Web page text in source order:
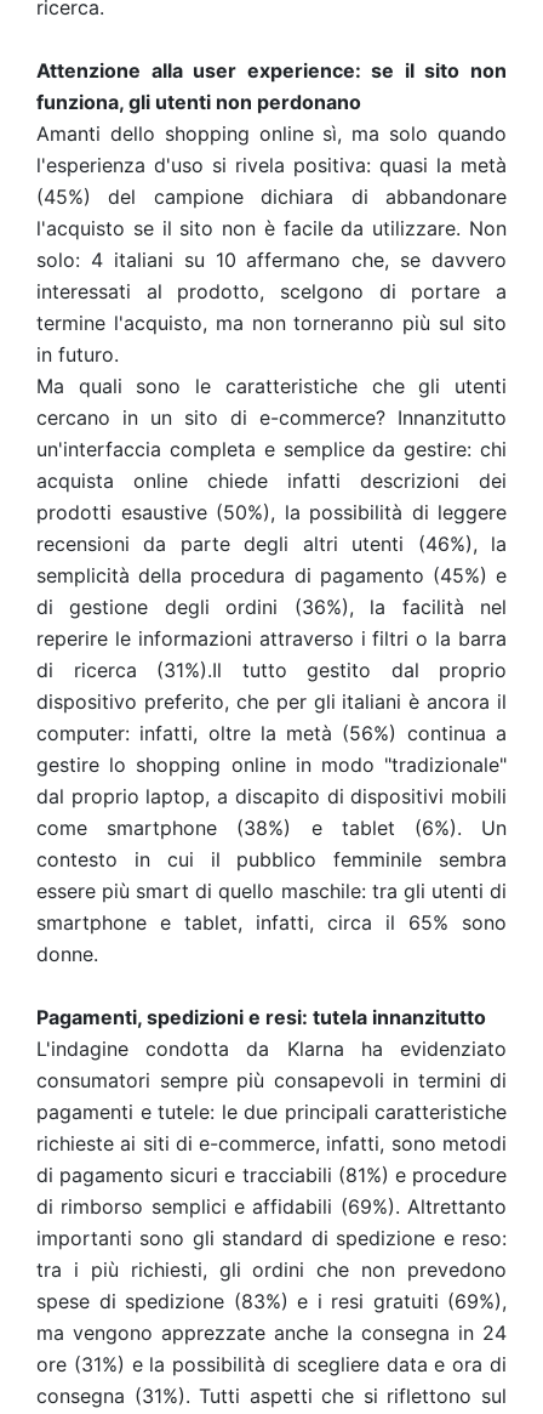
ricerca.
Attenzione alla user experience: se il sito non
funziona, gli utenti non perdonano
Amanti dello shopping online sì, ma solo quando
l'esperienza d'uso si rivela positiva: quasi la metà
(45%) del campione dichiara di abbandonare
l'acquisto se il sito non è facile da utilizzare. Non
solo: 4 italiani su 10 affermano che, se davvero
interessati al prodotto, scelgono di portare a
termine l'acquisto, ma non torneranno più sul sito
in futuro.
Ma quali sono le caratteristiche che gli utenti
cercano in un sito di e-commerce? Innanzitutto
un'interfaccia completa e semplice da gestire: chi
acquista online chiede infatti descrizioni dei
prodotti esaustive (50%), la possibilità di leggere
recensioni da parte degli altri utenti (46%), la
semplicità della procedura di pagamento (45%) e
di gestione degli ordini (36%), la facilità nel
reperire le informazioni attraverso i filtri o la barra
di ricerca (31%).Il tutto gestito dal proprio
dispositivo preferito, che per gli italiani è ancora il
computer: infatti, oltre la metà (56%) continua a
gestire lo shopping online in modo "tradizionale"
dal proprio laptop, a discapito di dispositivi mobili
come smartphone (38%) e tablet (6%). Un
contesto in cui il pubblico femminile sembra
essere più smart di quello maschile: tra gli utenti di
smartphone e tablet, infatti, circa il 65% sono
donne.
Pagamenti, spedizioni e resi: tutela innanzitutto
L'indagine condotta da Klarna ha evidenziato
consumatori sempre più consapevoli in termini di
pagamenti e tutele: le due principali caratteristiche
richieste ai siti di e-commerce, infatti, sono metodi
di pagamento sicuri e tracciabili (81%) e procedure
di rimborso semplici e affidabili (69%). Altrettanto
importanti sono gli standard di spedizione e reso:
tra i più richiesti, gli ordini che non prevedono
spese di spedizione (83%) e i resi gratuiti (69%),
ma vengono apprezzate anche la consegna in 24
ore (31%) e la possibilità di scegliere data e ora di
consegna (31%). Tutti aspetti che si riflettono sul